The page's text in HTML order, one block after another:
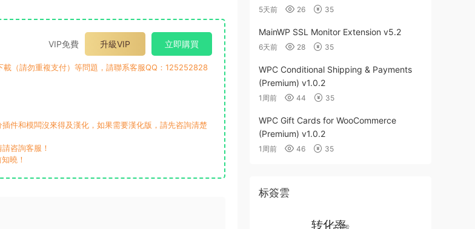
VIP免費 升級VIP 立即購買
（請勿重複支付）等問題，請聯系客服QQ：125252828
件和模闆沒來得及漢化，如果需要漢化版，請先咨詢清楚
咨詢客服！
曉！
5天前 26 35
MainWP SSL Monitor Extension v5.2
6天前 28 35
WPC Conditional Shipping & Payments
(Premium) v1.0.2
1周前 44 35
WPC Gift Cards for WooCommerce
(Premium) v1.0.2
1周前 46 35
标簽雲